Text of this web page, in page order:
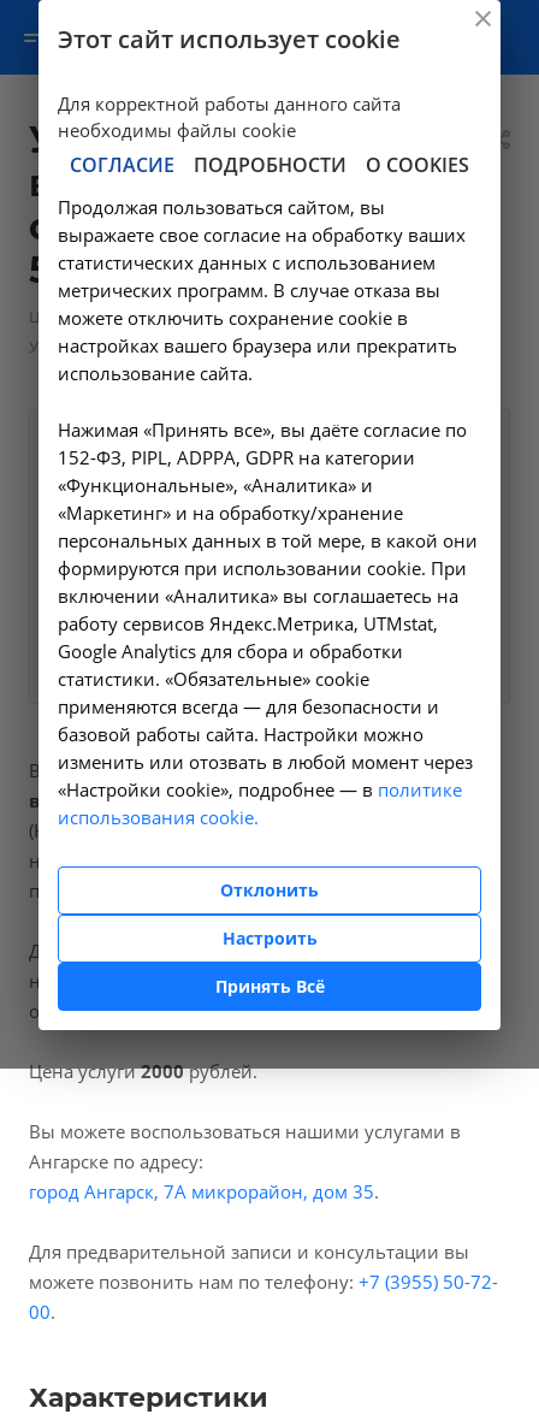
Удаление
внутриматочной
спирали Мирена -
5.4 в Ангарске
Цены в Ангарске — Манипуляции гинекологические
Удаление внутриматочной спирали Мирена - 5.4 в Ангарске
Оформите заявку на сайте,
мы свяжемся с вами в
ближайшее время и ответим
на все интересующие
вопросы.
Заказать услугу
В наших клиниках мы проводимудаление
внутриматочной спирали мирена , код услуги
(НМУ)5.4. Для граждан России, у которых есть
направление, медицинская помощь оказывается по
полису ОМС бесплатно.
Для иностранных граждан или при отсутствии
направления по форме 057/у медицинская помощь
оказывается на платной основе.
Цена услуги2000рублей.
Вы можете воспользоваться нашими услугами в
Ангарске по адресу:
город Ангарск, 7А микрорайон, дом 35.
Для предварительной записи и консультации вы
можете позвонить нам по телефону: +7 (3955) 50-72-
00.
Характеристики
Этот сайт использует cookie
Для корректной работы данного сайта
необходимы файлы cookie
СОГЛАСИЕ ПОДРОБНОСТИ О COOKIES
Продолжая пользоваться сайтом, вы
выражаете свое согласие на обработку ваших
статистических данных с использованием
метрических программ. В случае отказа вы
можете отключить сохранение cookie в
настройках вашего браузера или прекратить
использование сайта.
Нажимая «Принять все», вы даёте согласие по
152-ФЗ, PIPL, ADPPA, GDPR на категории
«Функциональные», «Аналитика» и
«Маркетинг» и на обработку/хранение
персональных данных в той мере, в какой они
формируются при использовании cookie. При
включении «Аналитика» вы соглашаетесь на
работу сервисов Яндекс.Метрика, UTMstat,
Google Analytics для сбора и обработки
статистики. «Обязательные» cookie
применяются всегда — для безопасности и
базовой работы сайта. Настройки можно
изменить или отозвать в любой момент через
«Настройки cookie», подробнее — в политике
использования cookie.
Отклонить
Настроить
Принять Всё